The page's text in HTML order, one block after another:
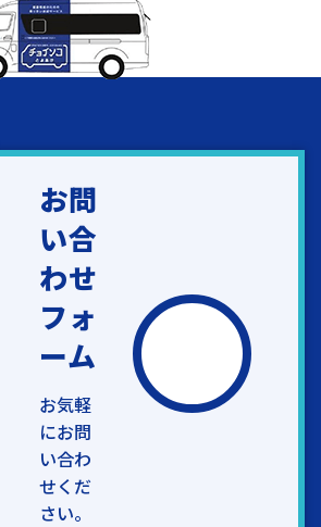
お問
い合
わせ
フォ
ーム
お気軽
にお問
い合わ
せくだ
さい。